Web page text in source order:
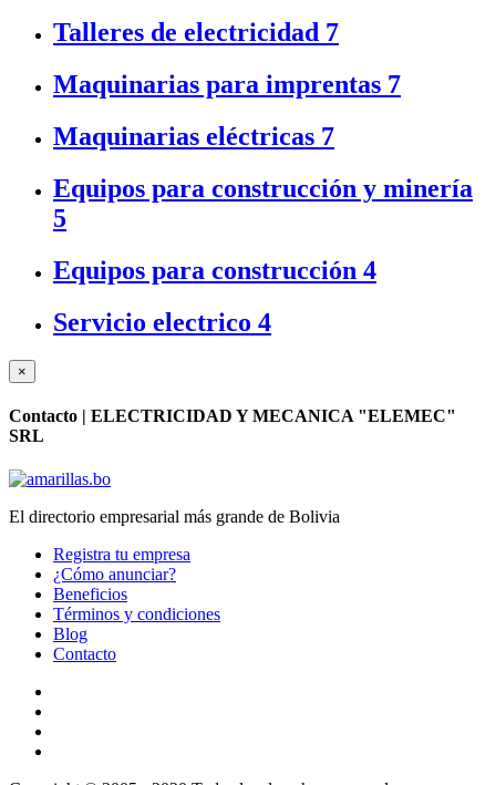
Talleres de electricidad 7
Maquinarias para imprentas 7
Maquinarias eléctricas 7
Equipos para construcción y minería
5
Equipos para construcción 4
Servicio electrico 4
×
Contacto | ELECTRICIDAD Y MECANICA "ELEMEC"
SRL
El directorio empresarial más grande de Bolivia
Registra tu empresa
¿Cómo anunciar?
Beneficios
Términos y condiciones
Blog
Contacto